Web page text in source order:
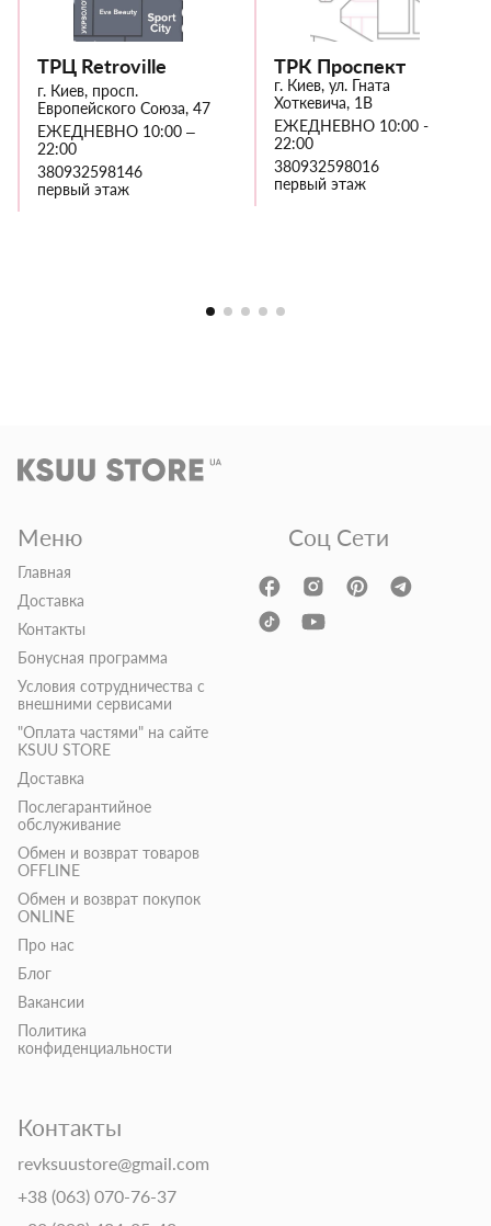
ТРЦ Retroville
г. Киев, просп.
Европейского Союза, 47
ЕЖЕДНЕВНО 10:00 –
22:00
380932598146
первый этаж
ТРК Проспект
г. Киев, ул. Гната
Хоткевича, 1В
ЕЖЕДНЕВНО 10:00 -
22:00
380932598016
первый этаж
Меню
Главная
Доставка
Контакты
Бонусная программа
Условия сотрудничества с
внешними сервисами
"Оплата частями" на сайте
KSUU STORE
Доставка
Послегарантийное
обслуживание
Обмен и возврат товаров
OFFLINE
Обмен и возврат покупок
ONLINE
Про нас
Блог
Вакансии
Политика
конфиденциальности
Контакты
revksuustore@gmail.com
+38 (063) 070-76-37
Соц Сети